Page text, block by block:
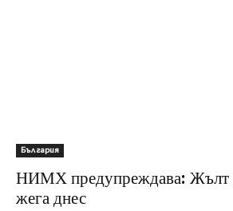
България
НИМХ предупреждава: Жълт
жега днес